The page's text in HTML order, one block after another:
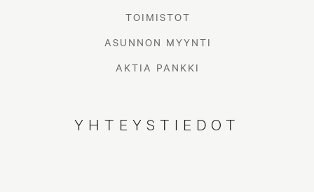
TOIMISTOT
ASUNNON MYYNTI
AKTIA PANKKI
YHTEYSTIEDOT